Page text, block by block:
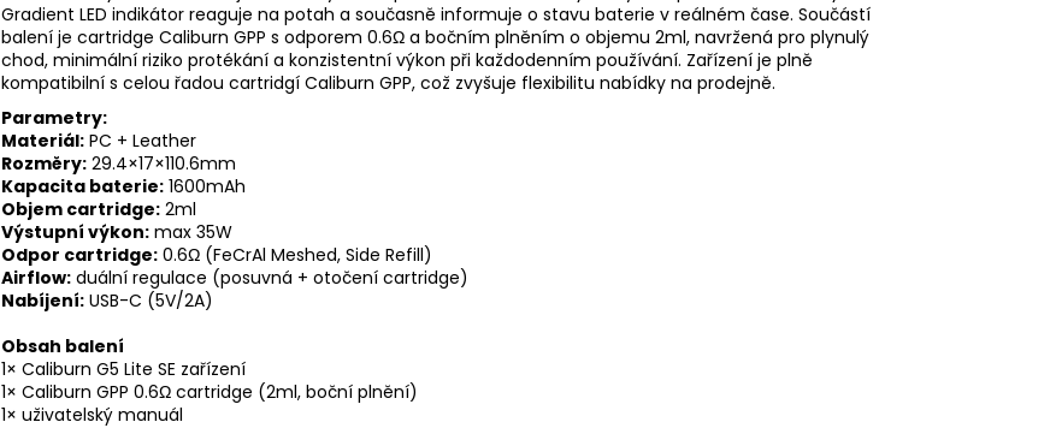
Gradient LED indikátor reaguje na potah a současně informuje o stavu baterie v reálném čase. Součástí
balení je cartridge Caliburn GPP s odporem 0.6Ω a bočním plněním o objemu 2ml, navržená pro plynulý
chod, minimální riziko protékání a konzistentní výkon při každodenním používání. Zařízení je plně
kompatibilní s celou řadou cartridgí Caliburn GPP, což zvyšuje flexibilitu nabídky na prodejně.
Parametry:
Materiál: PC + Leather
Rozměry: 29.4×17×110.6mm
Kapacita baterie: 1600mAh
Objem cartridge: 2ml
Výstupní výkon: max 35W
Odpor cartridge: 0.6Ω (FeCrAl Meshed, Side Refill)
Airflow: duální regulace (posuvná + otočení cartridge)
Nabíjení: USB-C (5V/2A)
Obsah balení
1× Caliburn G5 Lite SE zařízení
1× Caliburn GPP 0.6Ω cartridge (2ml, boční plnění)
1× uživatelský manuál